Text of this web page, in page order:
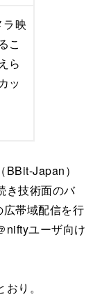
映
こ
ら
ッ
Japan）
き技術面のバ
帯域配信を行
niftyユーザ向け
り。